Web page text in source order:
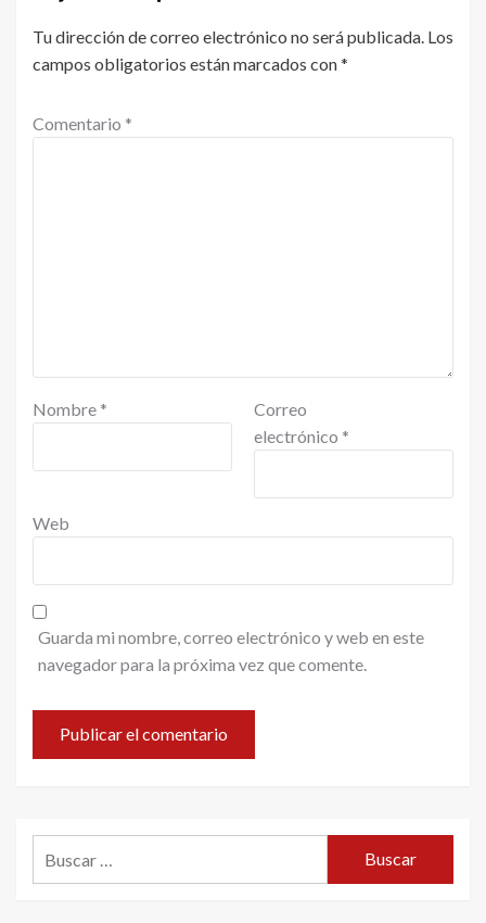
Tu dirección de correo electrónico no será publicada. Los
campos obligatorios están marcados con*
Comentario *
Nombre *
Correo
electrónico *
Web
Guarda mi nombre, correo electrónico y web en este
navegador para la próxima vez que comente.